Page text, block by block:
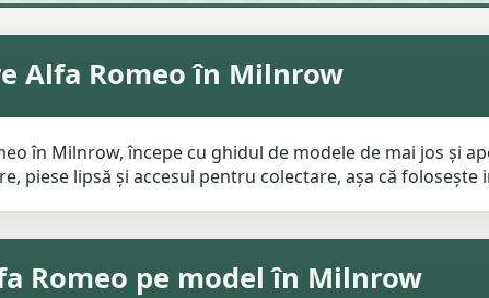
Alfa Romeo în Milnrow
în Milnrow, începe cu ghidul de modele de mai jos și
piese lipsă și accesul pentru colectare, așa că
Romeo pe model în Milnrow